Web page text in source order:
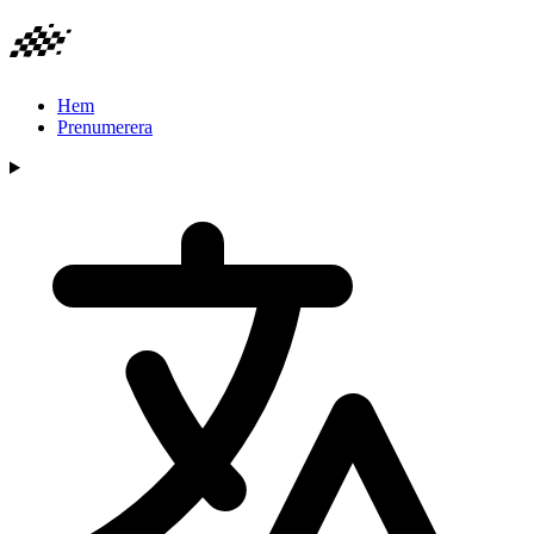
Hem
Prenumerera